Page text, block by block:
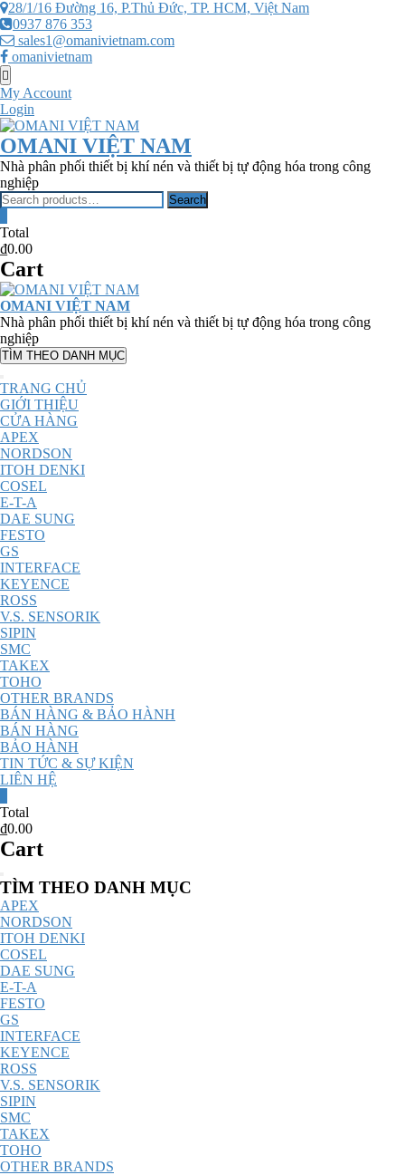
Skip
to
content
28/1/16 Đường 16, P.Thủ Đức, TP. HCM, Việt Nam
0937 876 353
sales1@omanivietnam.com
omanivietnam
Topbar
Menu
My Account
Login
OMANI VIỆT NAM
Nhà phân phối thiết bị khí nén và thiết bị tự động hóa trong công
nghiệp
Search
Search
Total
₫0.00
Cart
OMANI VIỆT NAM
Nhà phân phối thiết bị khí nén và thiết bị tự động hóa trong công
nghiệp
TÌM THEO DANH MỤC
TRANG CHỦ
GIỚI THIỆU
CỬA HÀNG
APEX
NORDSON
ITOH DENKI
COSEL
E-T-A
DAE SUNG
FESTO
GS
INTERFACE
KEYENCE
ROSS
V.S. SENSORIK
SIPIN
SMC
TAKEX
TOHO
OTHER BRANDS
BÁN HÀNG & BẢO HÀNH
BÁN HÀNG
BẢO HÀNH
TIN TỨC & SỰ KIỆN
LIÊN HỆ
Total
₫0.00
Cart
Catalog
Menu
TÌM THEO DANH MỤC
APEX
NORDSON
ITOH DENKI
COSEL
DAE SUNG
E-T-A
FESTO
GS
INTERFACE
KEYENCE
ROSS
V.S. SENSORIK
SIPIN
SMC
TAKEX
TOHO
OTHER BRANDS